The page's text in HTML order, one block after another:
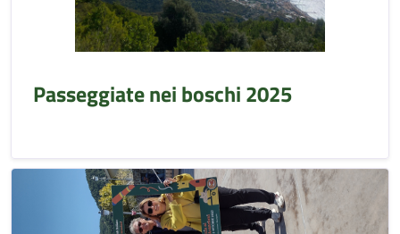
Passeggiate nei boschi 2025